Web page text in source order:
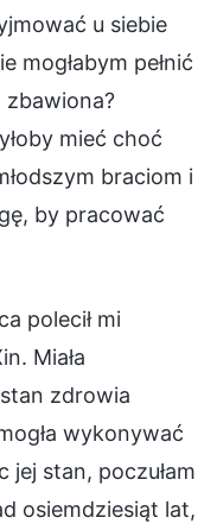
u siebie
mogłabym pełnić
zbawiona?
mieć choć
braciom i
by pracować
polecił mi
Miała
zdrowia
wykonywać
jej stan, poczułam
osiemdziesiąt lat,